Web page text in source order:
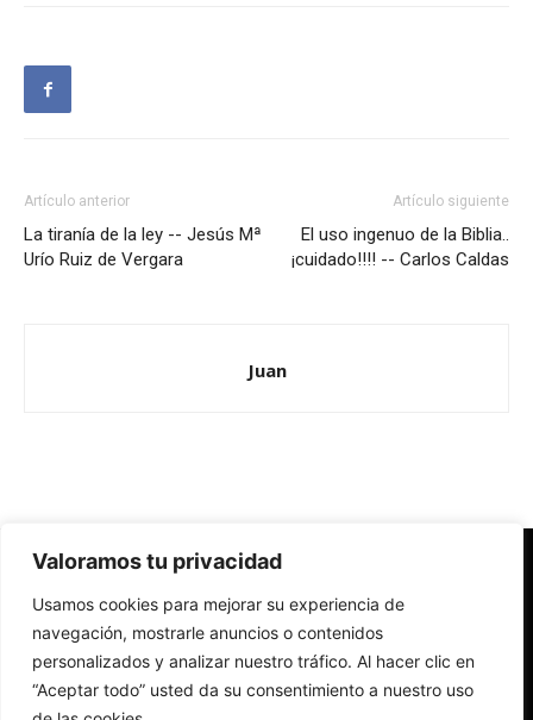
Valoramos tu privacidad
Usamos cookies para mejorar su experiencia de
navegación, mostrarle anuncios o contenidos
personalizados y analizar nuestro tráfico. Al hacer clic en
“Aceptar todo” usted da su consentimiento a nuestro uso
Artículo anterior
La tiranía de la ley -- Jesús Mª
Urío Ruiz de Vergara
Artículo siguiente
El uso ingenuo de la Biblia..
¡cuidado!!!! -- Carlos Caldas
Juan
Redes Cristianas
Una mirada alternativa sobre la Iglesia católica y la sociedad
- Colectivos de Redes Cristianas